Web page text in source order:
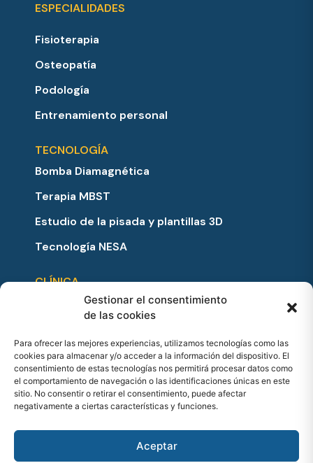
Gestionar el consentimiento
de las cookies
Para ofrecer las mejores experiencias, utilizamos tecnologías como las
cookies para almacenar y/o acceder a la información del dispositivo. El
consentimiento de estas tecnologías nos permitirá procesar datos como
el comportamiento de navegación o las identificaciones únicas en este
sitio. No consentir o retirar el consentimiento, puede afectar
negativamente a ciertas características y funciones.
Aceptar
ESPECIALIDADES
Fisioterapia
Osteopatía
Podología
Entrenamiento personal
TECNOLOGÍA
Bomba Diamagnética
Terapia MBST
Estudio de la pisada y plantillas 3D
Tecnología NESA
CLÍNICA
Testimonios
Noticias
Contacto
Preguntas frecuentes